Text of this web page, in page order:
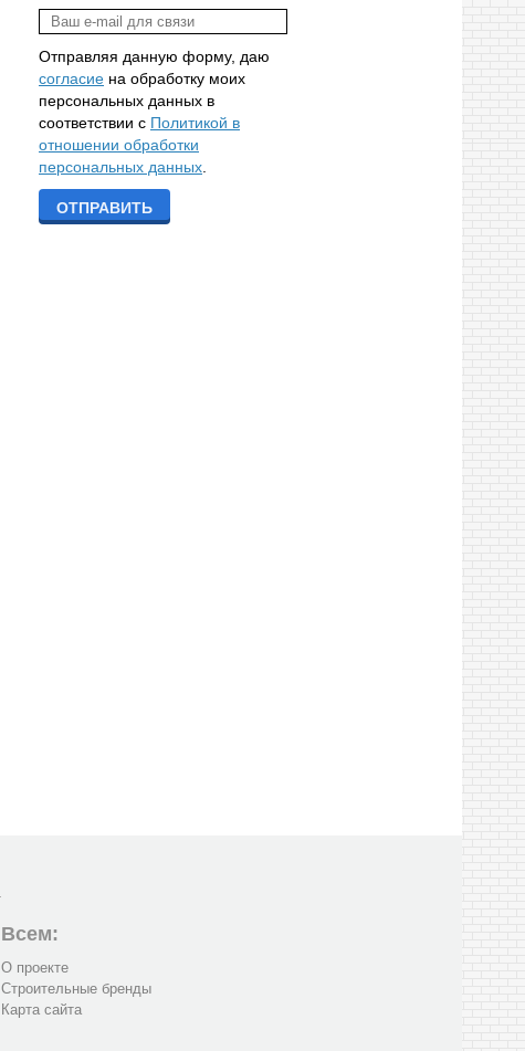
Отправляя данную форму, даю
согласие на обработку моих
персональных данных в
соответствии с Политикой в
отношении обработки
персональных данных
Всем:
О проекте
Строительные бренды
Карта сайта